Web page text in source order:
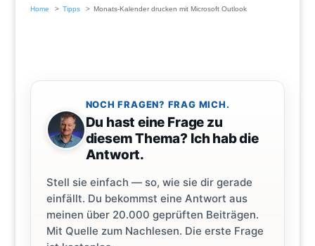
Home Tipps Monats-Kalender drucken mit Microsoft Outlook
NOCH FRAGEN? FRAG MICH.
Du hast eine Frage zu
diesem Thema? Ich hab die
Antwort.
Stell sie einfach — so, wie sie dir gerade
einfällt. Du bekommst eine Antwort aus
meinen über 20.000 geprüften Beiträgen.
Mit Quelle zum Nachlesen. Die erste Frage